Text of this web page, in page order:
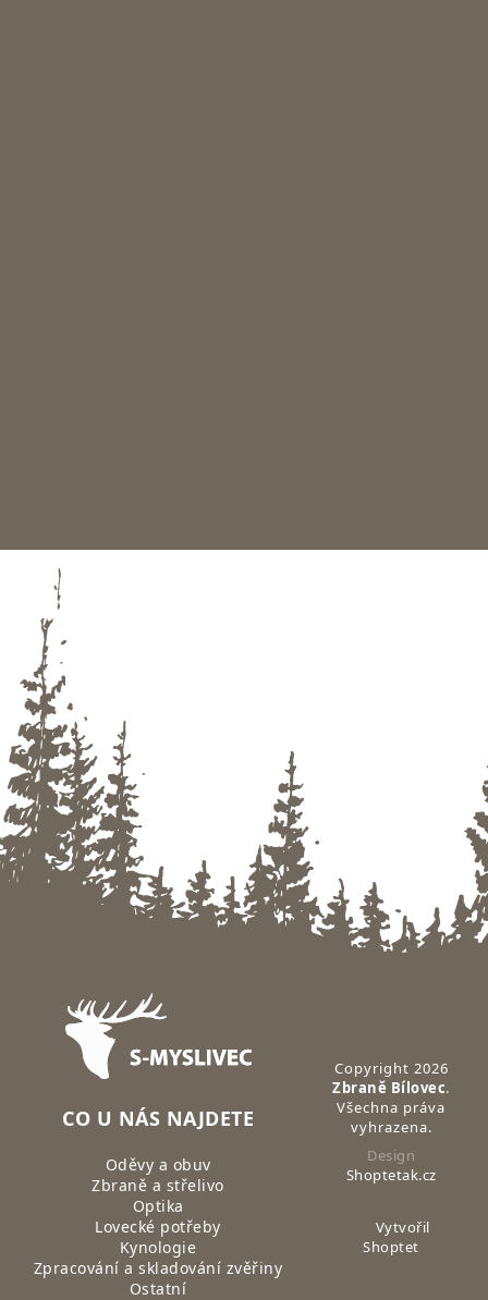
Zápatí
CO U NÁS NAJDETE
Oděvy a obuv
Zbraně a střelivo
Optika
Lovecké potřeby
Kynologie
Zpracování a skladování zvěřiny
Ostatní
Copyright 2026
Zbraně Bílovec.
Všechna práva
vyhrazena.
Design
Shoptetak.cz
Vytvořil
Shoptet